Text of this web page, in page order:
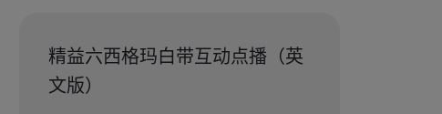
精益六西格玛白带互动点播（英
文版）